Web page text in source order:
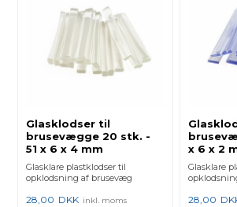
Glasklodser til
brusevægge 20 stk. -
51 x 6 x 4 mm
Glasklare plastklodser til
opklodsning af brusevæg
28,00 DKK inkl. moms
x 6 x 2
Glasklare
28,00